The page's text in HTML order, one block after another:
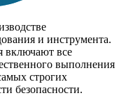
и инструмента.
включают все
выполнения
строгих
безопасности.